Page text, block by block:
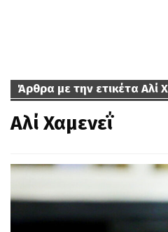
Άρθρα με την ετικέτα Αλί
Αλί Χαμενεΐ